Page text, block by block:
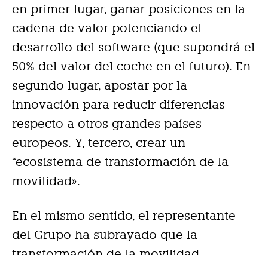
en primer lugar, ganar posiciones en la
cadena de valor potenciando el
desarrollo del software (que supondrá el
50% del valor del coche en el futuro). En
segundo lugar, apostar por la
innovación para reducir diferencias
respecto a otros grandes países
europeos. Y, tercero, crear un
“ecosistema de transformación de la
movilidad».
En el mismo sentido, el representante
del Grupo ha subrayado que la